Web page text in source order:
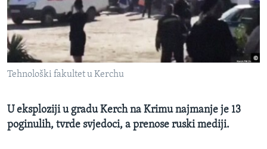
MAGAZIN
O GLASU AMERIKE
Learning English
Tehnološki fakultet u Kerchu
U eksploziji u gradu Kerch na Krimu najmanje je 13
poginulih, tvrde svjedoci, a prenose ruski mediji.